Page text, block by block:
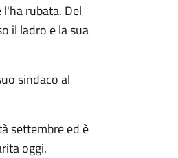
rubata. Del
il ladro e la sua
sindaco al
settembre ed è
oggi.